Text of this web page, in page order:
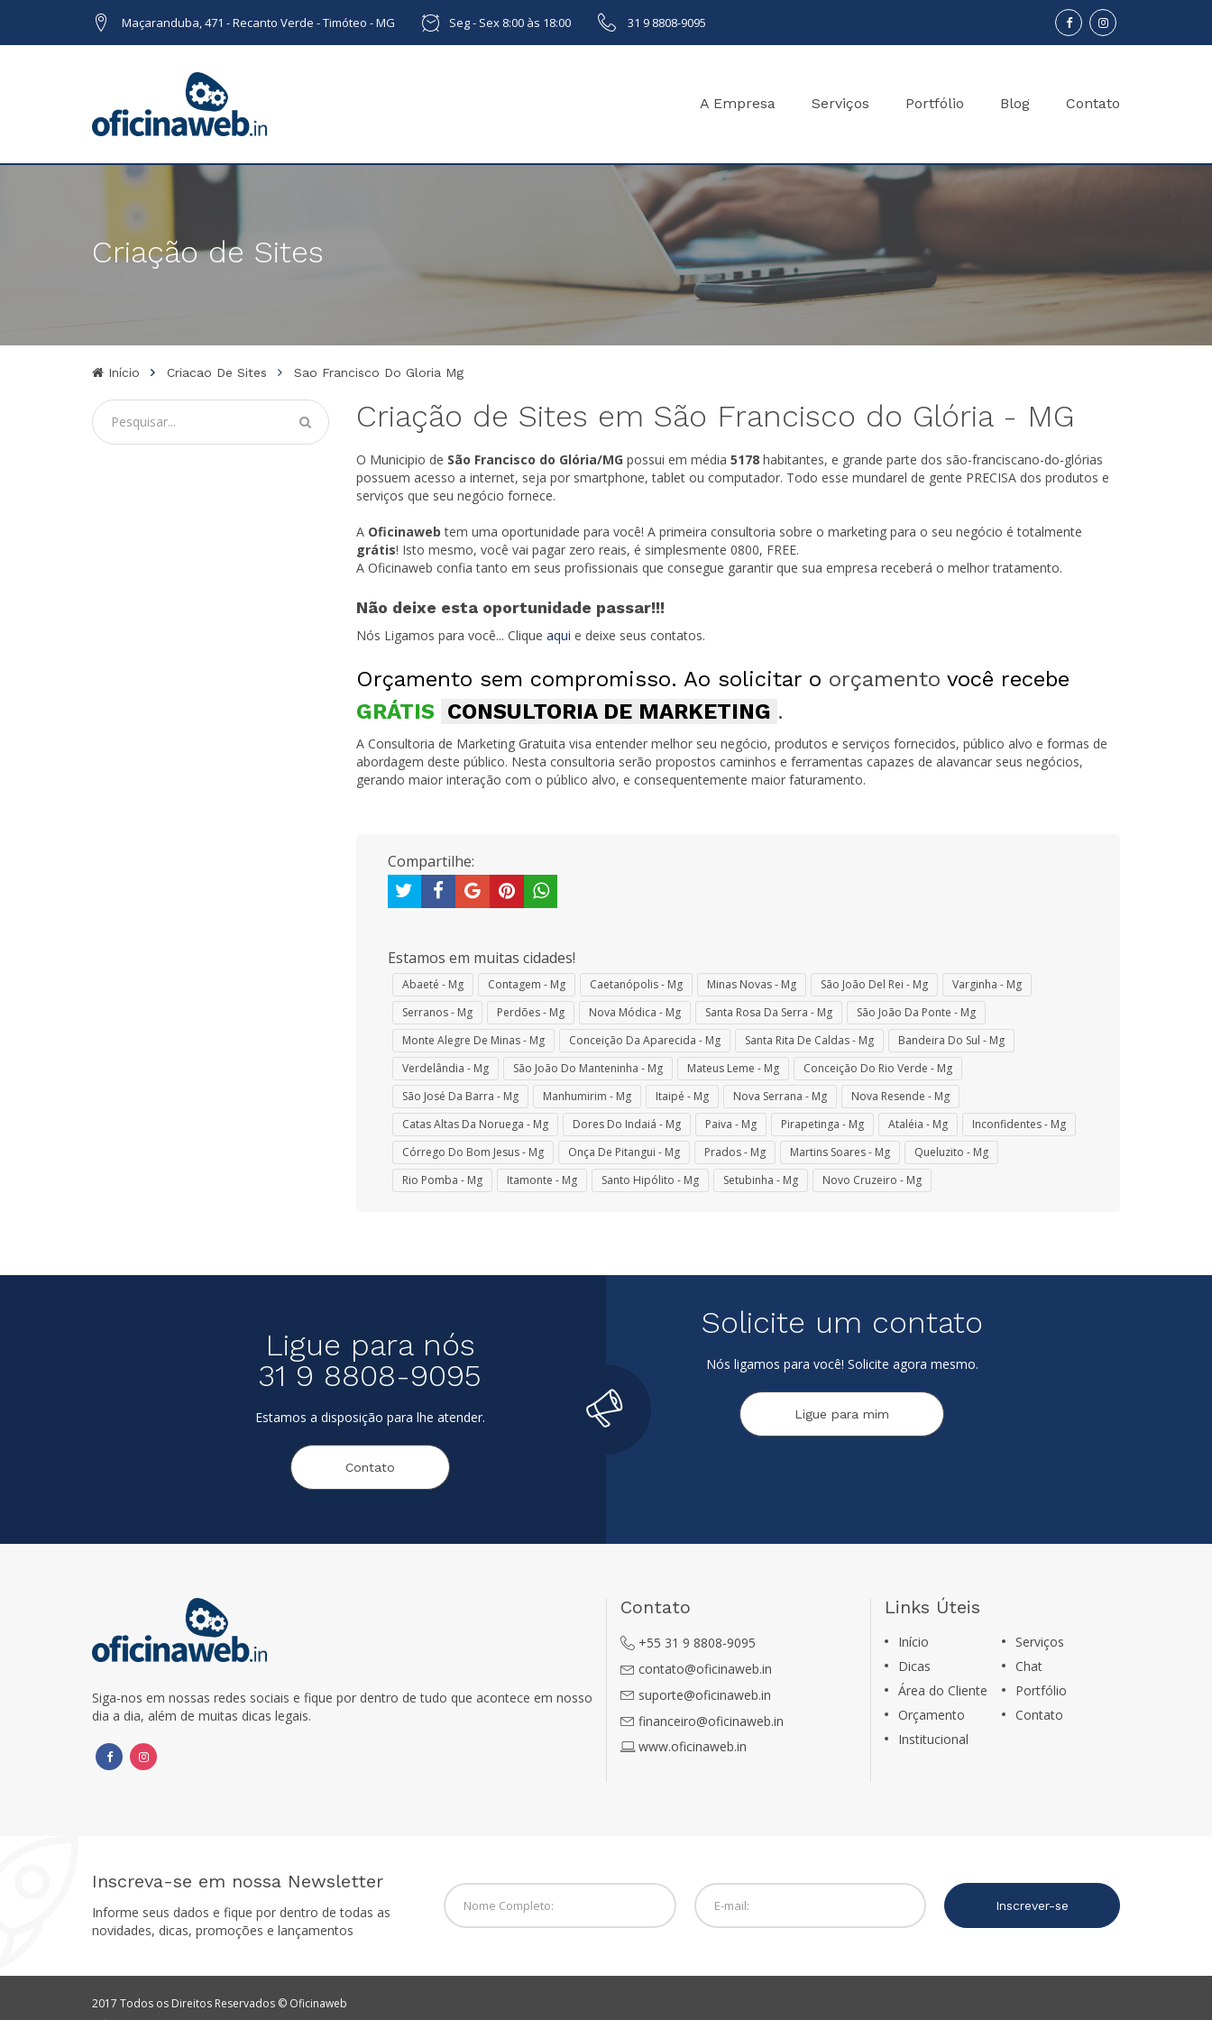
Maçaranduba, 471 - Recanto Verde - Timóteo - MG Seg - Sex 8:00 às 18:00 31 9 8808-9095
A Empresa Serviços Portfólio Blog Contato
Criação de Sites
Início Criacao De Sites Sao Francisco Do Gloria Mg
Criação de Sites em São Francisco do Glória - MG
O Municipio de São Francisco do Glória/MG possui em média 5178habitantes, e grande parte dos são-franciscano-do-glórias
possuem acesso a internet, seja por smartphone, tablet ou computador. Todo esse mundarel de gente PRECISA dos produtos e
serviços que seu negócio fornece.
A Oficinaweb tem uma oportunidade para você! A primeira consultoria sobre o marketing para o seu negócio é totalmente
grátis! Isto mesmo, você vai pagar zero reais, é simplesmente 0800, FREE.
A Oficinaweb confia tanto em seus profissionais que consegue garantir que sua empresa receberá o melhor tratamento.
Não deixe esta oportunidade passar!!!
Nós Ligamos para você... Clique aqui e deixe seus contatos.
Orçamento sem compromisso. Ao solicitar o orçamento você recebe
GRÁTIS CONSULTORIA DE MARKETING .
A Consultoria de Marketing Gratuita visa entender melhor seu negócio, produtos e serviços fornecidos, público alvo e formas de
abordagem deste público. Nesta consultoria serão propostos caminhos e ferramentas capazes de alavancar seus negócios,
gerando maior interação com o público alvo, e consequentemente maior faturamento.
Compartilhe:
Estamos em muitas cidades!
Abaeté - Mg Contagem - Mg Caetanópolis - Mg Minas Novas - Mg São João Del Rei - Mg
Varginha - Mg
Serranos - Mg
Perdões - Mg Nova Módica - Mg Santa Rosa Da Serra - Mg
São João Da Ponte - Mg
Monte Alegre De Minas - Mg
Conceição Da Aparecida - Mg Santa Rita De Caldas - Mg
Bandeira Do Sul - Mg
Verdelândia - Mg
São João Do Manteninha - Mg Mateus Leme - Mg
Conceição Do Rio Verde - Mg
São José Da Barra - Mg
Manhumirim - Mg Itaipé - Mg Nova Serrana - Mg
Nova Resende - Mg
Catas Altas Da Noruega - Mg
Dores Do Indaiá - Mg Paiva - Mg Pirapetinga - Mg Ataléia - Mg
Inconfidentes - Mg
Córrego Do Bom Jesus - Mg
Onça De Pitangui - Mg Prados - Mg Martins Soares - Mg
Queluzito - Mg
Rio Pomba - Mg
Itamonte - Mg Santo Hipólito - Mg Setubinha - Mg Novo Cruzeiro - Mg
Ligue para nós
31 9 8808-9095
Estamos a disposição para lhe atender.
Contato
Solicite um contato
Nós ligamos para você! Solicite agora mesmo.
Ligue para mim
Siga-nos em nossas redes sociais e fique por dentro de tudo que acontece em nosso
dia a dia, além de muitas dicas legais.
Contato
+55 31 9 8808-9095
contato@oficinaweb.in
suporte@oficinaweb.in
financeiro@oficinaweb.in
www.oficinaweb.in
Links Úteis
Início
Serviços
Dicas
Chat
Área do Cliente
Portfólio
Orçamento
Contato
Institucional
Inscreva-se em nossa Newsletter
Informe seus dados e fique por dentro de todas as
novidades, dicas, promoções e lançamentos
Inscrever-se
2017 Todos os Direitos Reservados © Oficinaweb